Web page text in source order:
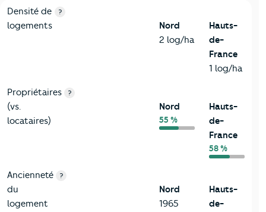
1-Immobilier
Critères Nord
Densité de
logements
?
Nord
2 log/ha
Hauts-
de-
France
1 log/ha
Propriétaires
(vs.
locataires)
?
Nord
55 %
Hauts-
de-
France
58 %
Ancienneté
du
logement
?
Nord
1965
Hauts-
de-